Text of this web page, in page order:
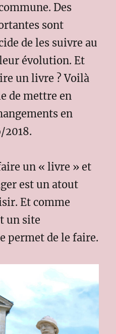
Des
sont
de les suivre au
évolution. Et
un livre ? Voilà
de mettre en
en
2018.
un « livre » et
est un atout
Et comme
un site
permet de le faire.